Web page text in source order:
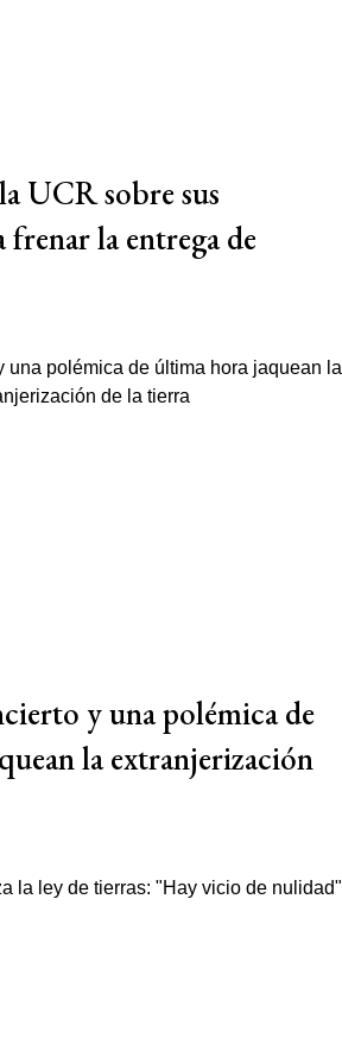
UCR sobre sus
frenar la entrega de
y una polémica de
la extranjerización